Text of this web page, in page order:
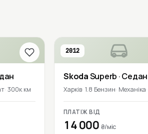
300к км
2012
SkodaSuperb · Седан
Харків 1.8 Бензин Механіка
ПЛАТІЖ ВІД
14 000 ₴/міс